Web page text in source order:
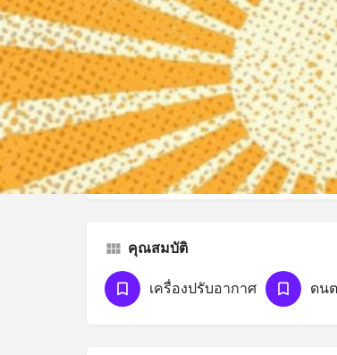
การอ้างสิทธิ์รายการ
คำอธิบาย
ท่าช้าง บางกอก ไผ่บ่ม่วนเฮาม่วน
คุณสมบัติ
เครื่องปรับอากาศ
ดน